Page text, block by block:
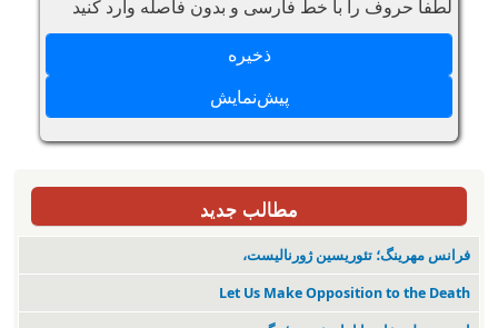
لطفا حروف را با خط فارسی و بدون فاصله وارد کنید
مطالب جدید
فرانس مهرینگ؛ تئوریسین ژورنالیست،
Let Us Make Opposition to the Death